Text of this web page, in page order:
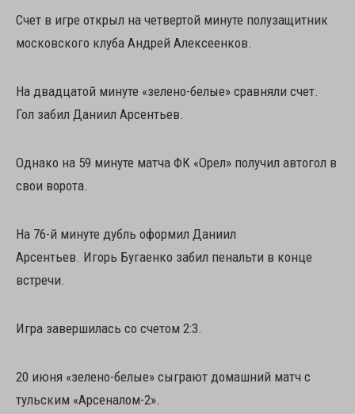
Счет в игре открыл на четвертой минуте полузащитник
московского клуба Андрей Алексеенков.
На двадцатой минуте «зелено-белые» сравняли счет.
Гол забил Даниил Арсентьев.
Однако на 59 минуте матча ФК «Орел» получил автогол в
свои ворота.
На 76-й минуте дубль оформил Даниил
Арсентьев. Игорь Бугаенко забил пенальти в конце
встречи.
Игра завершилась со счетом 2:3.
20 июня «зелено-белые» сыграют домашний матч с
тульским «Арсеналом-2».